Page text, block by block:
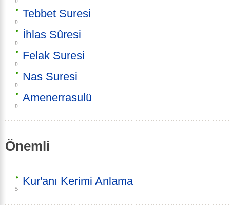
Tebbet Suresi
İhlas Sûresi
Felak Suresi
Nas Suresi
Amenerrasulü
Önemli
Kur'anı Kerimi Anlama